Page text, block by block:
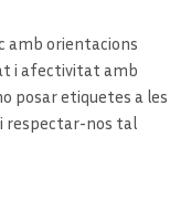
amb orientacions
i afectivitat amb
posar etiquetes a les
respectar-nos tal